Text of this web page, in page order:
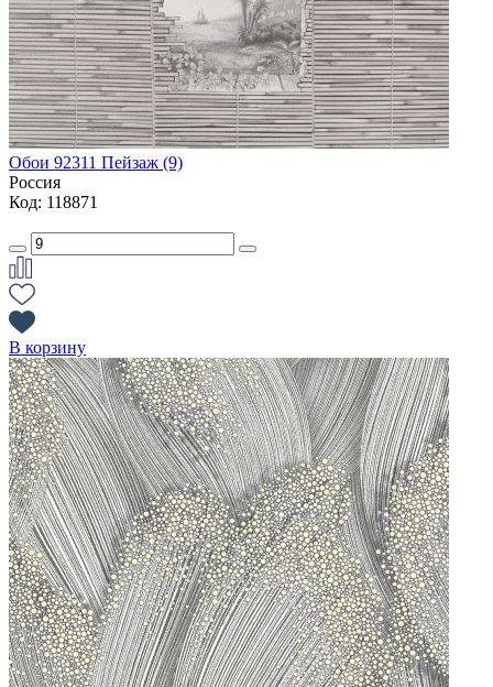
Обои 92311 Пейзаж (9)
Россия
Код: 118871
В корзину